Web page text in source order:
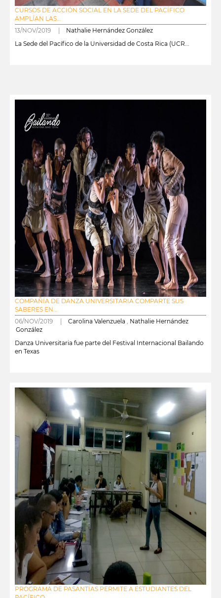
CURSOS DE ACCIÓN SOCIAL EN LA SEDE DEL PACÍFICO
AMPLÍAN LAS...
13/NOV/2019 | Nathalie Hernández González
La Sede del Pacífico de la Universidad de Costa Rica (UCR...
COMPAÑÍA DE DANZA UNIVERSITARIA COMPARTE SUS
SABERES EN...
06/NOV/2019 | Carolina Valenzuela
Nathalie Hernández
González
Danza Universitaria fue parte del Festival Internacional Bailando
en Texas
PROGRAMA DE PASANTÍAS PERMITE A ESTUDIANTES DEL